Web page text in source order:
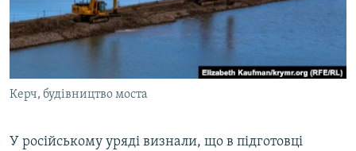
ВІДЕОУРОКИ «ELIFBE»
СВІДЧЕННЯ ОКУПАЦІЇ
ІНФОГРАФІКА
Русский
Qırımtatar
ДОЛУЧАЙСЯ!
Керч, будівництво моста
У російському уряді визнали, що в підготовці